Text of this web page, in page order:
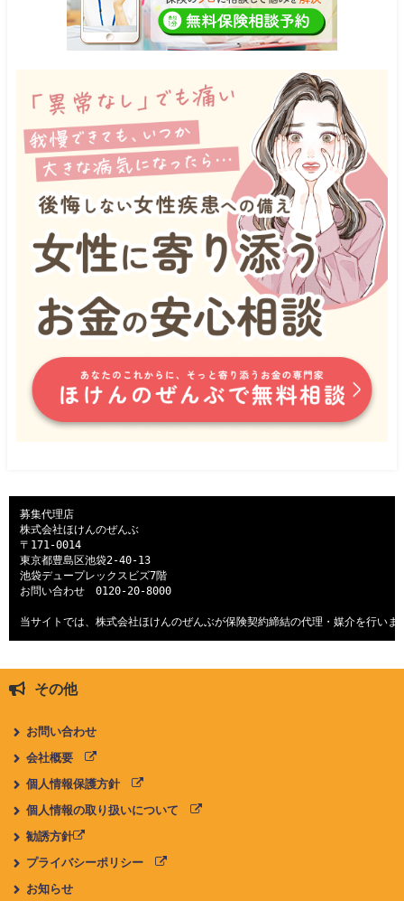
募集代理店
株式会社ほけんのぜんぶ
〒171-0014
東京都豊島区池袋2-40-13
池袋デュープレックスビズ7階
お問い合わせ 0120-20-8000
当サイトでは、株式会社ほけんのぜんぶが保険契約締結の代理・媒介を行いま
その他
お問い合わせ
会社概要
個人情報保護方針
個人情報の取り扱いについて
勧誘方針
プライバシーポリシー
お知らせ